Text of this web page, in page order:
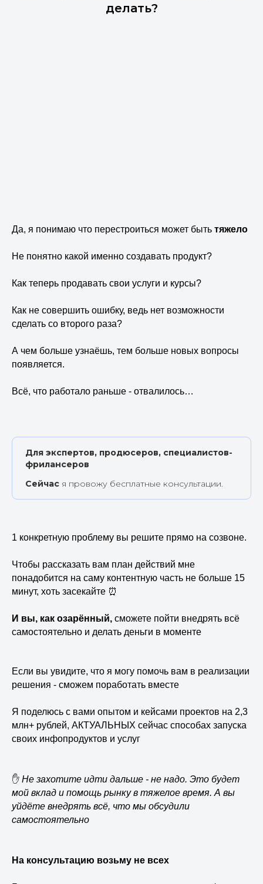
делать?
Да, я понимаю что перестроиться может быть тяжело
Не понятно какой именно создавать продукт?
Как теперь продавать свои услуги и курсы?
Как не совершить ошибку, ведь нет возможности
сделать со второго раза?
А чем больше узнаёшь, тем больше новых вопросы
появляется.
Всё, что работало раньше - отвалилось…
Для экспертов, продюсеров, специалистов-
фрилансеров
Сейчас я провожу бесплатные консультации.
1 конкретную проблему вы решите прямо на созвоне.
Чтобы рассказать вам план действий мне
понадобится на саму контентную часть не больше 15
минут, хоть засекайте ⏰
И вы, как озарённый, сможете пойти внедрять всё
самостоятельно и делать деньги в моменте
Если вы увидите, что я могу помочь вам в реализации
решения - сможем поработать вместе
Я поделюсь с вами опытом и кейсами проектов на 2,3
млн+ рублей, АКТУАЛЬНЫХ сейчас способах запуска
своих инфопродуктов и услуг
✋ Не захотите идти дальше - не надо. Это будет
мой вклад и помощь рынку в тяжелое время. А вы
уйдёте внедрять всё, что мы обсудили
самостоятельно
На консультацию возьму не всех